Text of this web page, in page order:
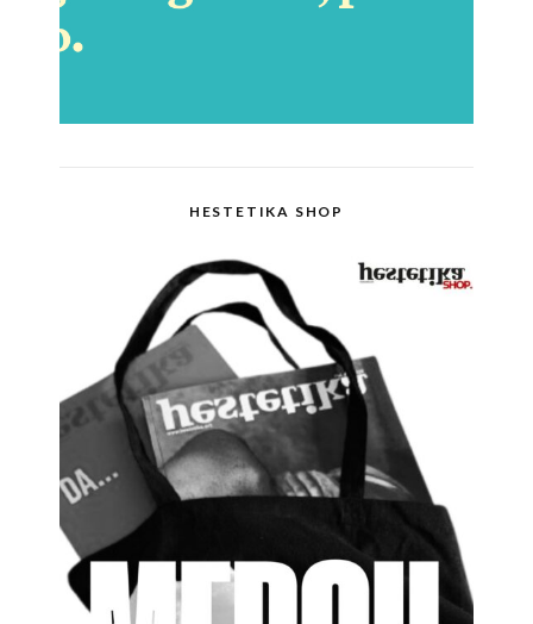
HESTETIKA SHOP